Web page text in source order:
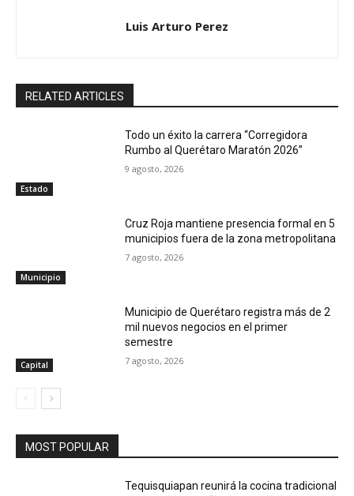
Luis Arturo Perez
RELATED ARTICLES
Estado
Todo un éxito la carrera “Corregidora
Rumbo al Querétaro Maratón 2026”
9 agosto, 2026
Municipio
Cruz Roja mantiene presencia formal en 5
municipios fuera de la zona metropolitana
7 agosto, 2026
Capital
Municipio de Querétaro registra más de 2
mil nuevos negocios en el primer
semestre
7 agosto, 2026
MOST POPULAR
Tequisquiapan reunirá la cocina tradicional